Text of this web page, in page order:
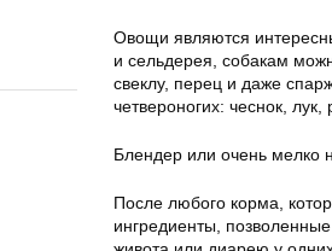
Овощи являются
и сельдерея, собакам
свеклу, перец и даже
четвероногих: чеснок,
Блендер или очень мелко
После любого корма,
ингредиенты,